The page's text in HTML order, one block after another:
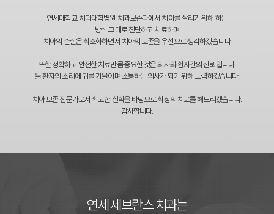
연세대학교 치과대학병원 치과보존과에서 치아를 살리기 위해 하는
방식 그대로 진단하고 치료하며
치아의 손실은 최소화하면서 치아의 보존을 우선으로 생각하겠습니다
또한 정확하고 안전한 치료만큼 중요한 것은 의사와 환자간의 신뢰입니다.
늘 환자의 소리에 귀를 기울이며 소통하는 의사가 되기 위해 노력하겠습니다.
치아 보존 전문가로서 확고한 철학을 바탕으로 최상의 치료를 해드리겠습니다.
감사합니다.
연세 세브란스 치과는